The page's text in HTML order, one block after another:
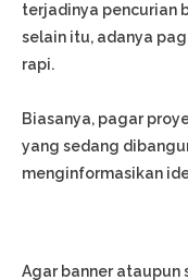
terjadinya pencurian
selain itu, adanya
rapi.
Biasanya, pagar
yang sedang
menginformasikan
Agar banner ataupun